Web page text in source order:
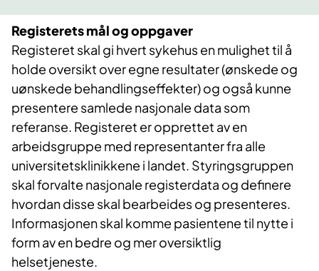
Registerets mål og oppgaver
Registeret skal gi hvert sykehus en mulighet til å
holde oversikt over egne resultater (ønskede og
uønskede behandlingseffekter) og også kunne
presentere samlede nasjonale data som
referanse. Registeret er opprettet av en
arbeidsgruppe med representanter fra alle
universitetsklinikkene i landet. Styringsgruppen
skal forvalte nasjonale registerdata og definere
hvordan disse skal bearbeides og presenteres.
Informasjonen skal komme pasientene til nytte i
form av en bedre og mer oversiktlig
helsetjeneste.